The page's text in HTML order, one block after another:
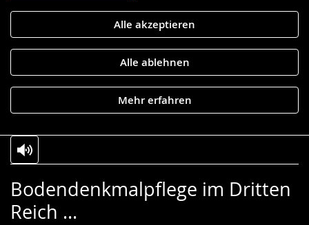
Alle akzeptieren
Alle ablehnen
Mehr erfahren
Bodendenkmalpflege im Dritten
Reich ...
Leichten
Sprache
Audio-
Unterstützung.
Video
in